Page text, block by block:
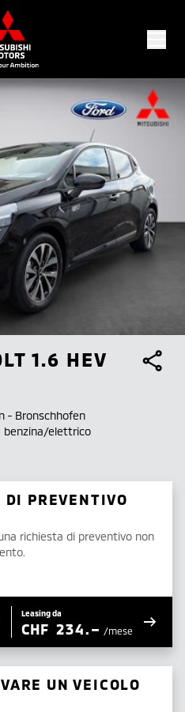
1.6 HEV
- Bronschhofen
benzina/elettrico
PREVENTIVO
richiesta di preventivo non
Leasing da
CHF 234.– /mese
UN VEICOLO